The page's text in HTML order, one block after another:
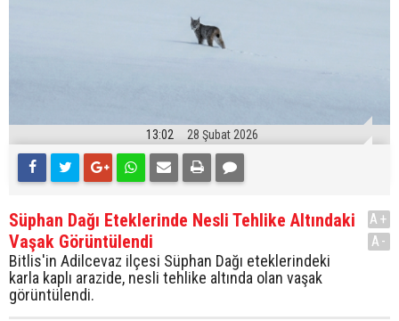
13:02 28 Şubat 2026
Süphan Dağı Eteklerinde Nesli Tehlike Altındaki
Vaşak Görüntülendi
Bitlis'in Adilcevaz ilçesi Süphan Dağı eteklerindeki
karla kaplı arazide, nesli tehlike altında olan vaşak
görüntülendi.
A+
A-